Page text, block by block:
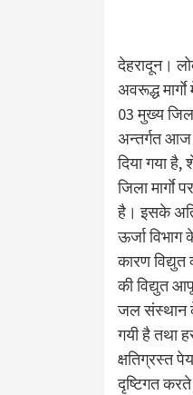
देहरादून।
अवरूद्ध
03 मुख्य
अन्तर्गत आज
दिया गया है,
जिला मार्गाे
है। इसके
ऊर्जा
कारण
की विद्युत
जल संस्थान
गयी है तथा
क्षतिग्रस्त
दृष्टिगत